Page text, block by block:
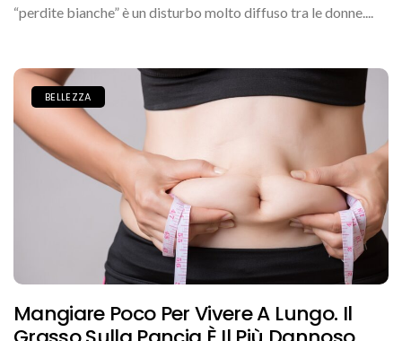
“perdite bianche” è un disturbo molto diffuso tra le donne....
BELLEZZA
Mangiare Poco Per Vivere A Lungo. Il